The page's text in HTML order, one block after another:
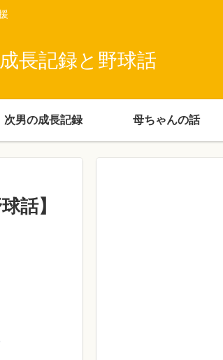
長記録と野球話
次男の成長記録 母ちゃんの話
話】